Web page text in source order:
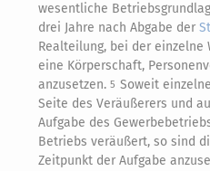
wesentliche
drei Jahre nach Abgabe der
Realteilung, bei der
eine Körperschaft,
anzusetzen. 5 Soweit
Seite des Veräußerers und
Aufgabe des
Betriebs veräußert, so sind
Zeitpunkt der Aufgabe